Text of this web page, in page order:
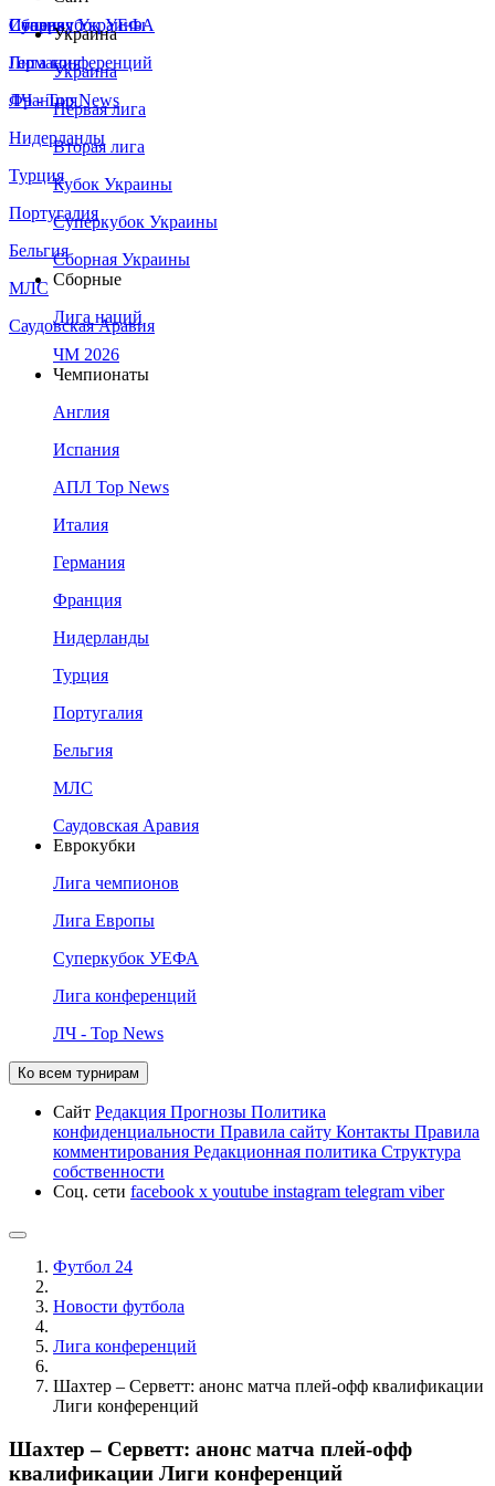
Сборная Украины
Италия
Германия
Франция
Нидерланды
Турция
Португалия
Бельгия
МЛС
Саудовская Аравия
Суперкубок УЕФА
Лига конференций
ЛЧ - Top News
Украина
Украина
Первая лига
Вторая лига
Кубок Украины
Суперкубок Украины
Сборная Украины
Сборные
Лига наций
ЧМ 2026
Чемпионаты
Англия
Испания
АПЛ Top News
Италия
Германия
Франция
Нидерланды
Турция
Португалия
Бельгия
МЛС
Саудовская Аравия
Еврокубки
Лига чемпионов
Лига Европы
Суперкубок УЕФА
Лига конференций
ЛЧ - Top News
Ко всем турнирам
Сайт Редакция Прогнозы Политика
конфиденциальности Правила сайту Контакты Правила
комментирования Редакционная политика Структура
собственности
Соц. сети facebook x youtube instagram telegram viber
Футбол 24
Новости футбола
Лига конференций
Шахтер – Серветт: анонс матча плей-офф квалификации
Лиги конференций
Шахтер – Серветт: анонс матча плей-офф
квалификации Лиги конференций